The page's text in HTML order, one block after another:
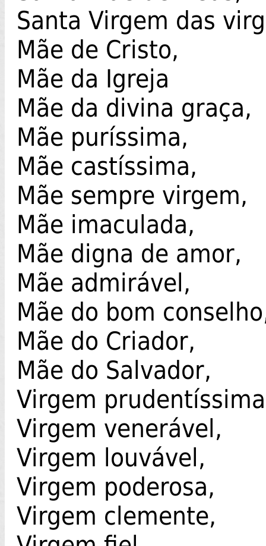
Santa Virgem das
Mãe de Cristo,
Mãe da Igreja
Mãe da divina graça,
Mãe puríssima,
Mãe castíssima,
Mãe sempre virgem,
Mãe imaculada,
Mãe digna de amor,
Mãe admirável,
Mãe do bom
Mãe do Criador,
Mãe do Salvador,
Virgem
Virgem venerável,
Virgem louvável,
Virgem poderosa,
Virgem clemente,